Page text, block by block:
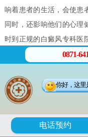
响着患者的生活，会使患
同时，还影响他们的心理
时到正规的白癜风专科医
疗的难度。祝您早日康复！
如何正确分辨白癜风
皮肤病，患者不能存有侥
有白癜风早期症状的迹象
疗，尽量花少的钱得到好
症状，对于患者的身心健
0871-
你好，这里
电话预约